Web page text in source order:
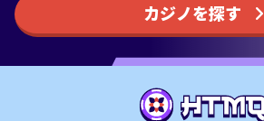
カジノを探す